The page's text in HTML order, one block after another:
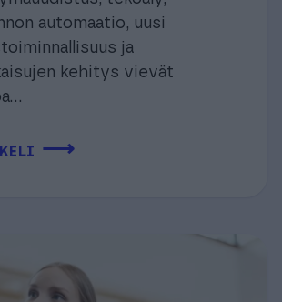
automaatio, uusi
ja
kehitys vievät
⟶